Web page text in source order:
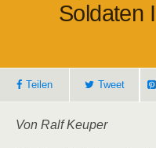
Soldaten
Teilen Tweet
Von Ralf Keuper